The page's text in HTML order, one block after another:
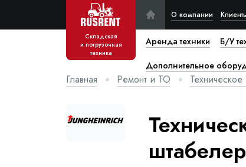
Складская
и погрузочная
техника
О компании
Аренда техники Б/У
Дополнительное
Главная Ремонт и ТО